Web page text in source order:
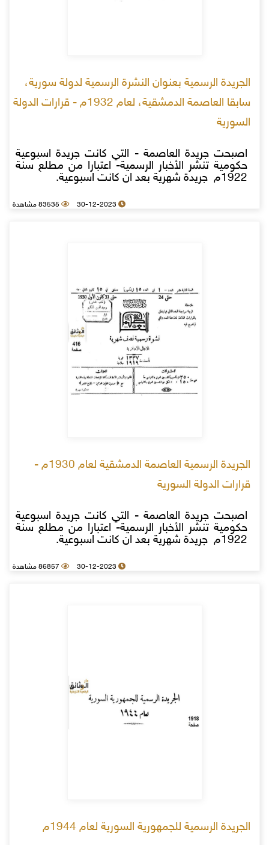
الجريدة الرسمية بعنوان النشرة الرسمية لدولة سورية،
سابقا العاصمة الدمشقية، لعام 1932م - قرارات الدولة
السورية
اصبحت جريدة العاصمة - التي كانت جريدة اسبوعية
حكومية تنشر الأخبار الرسمية- اعتبارا من مطلع سنة
1922م جريدة شهرية بعد ان كانت اسبوعية.
30-12-2023 83535 مشاهدة
الجريدة الرسمية العاصمة الدمشقية لعام 1930م -
قرارات الدولة السورية
اصبحت جريدة العاصمة - التي كانت جريدة اسبوعية
حكومية تنشر الأخبار الرسمية- اعتبارا من مطلع سنة
1922م جريدة شهرية بعد ان كانت اسبوعية.
30-12-2023 86857 مشاهدة
الجريدة الرسمية للجمهورية السورية لعام 1944م